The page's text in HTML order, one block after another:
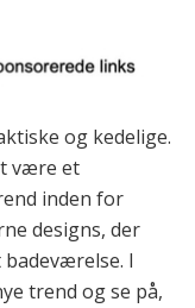
og kedelige.
være et
inden for
designs, der
I
trend og se på,